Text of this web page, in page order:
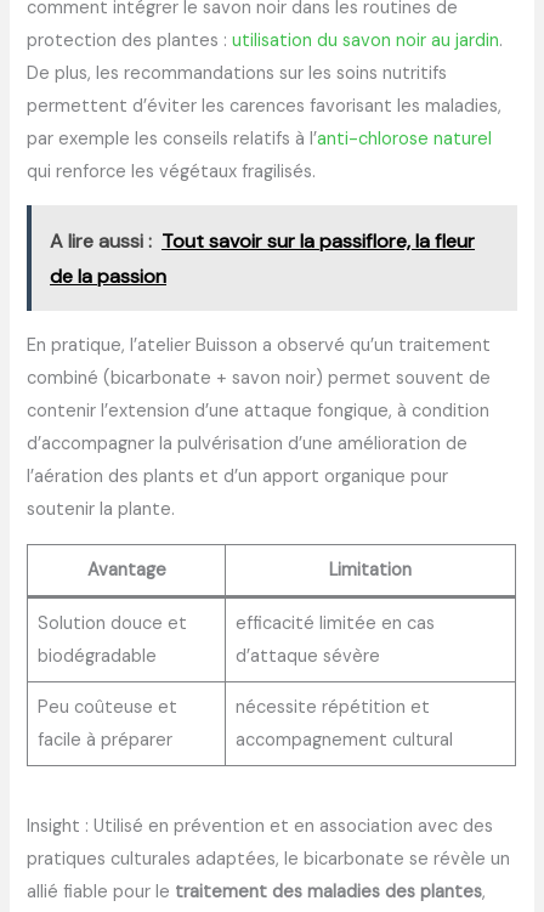
comment intégrer le savon noir dans les routines de
protection des plantes :utilisation du savon noir au jardin.
De plus, les recommandations sur les soins nutritifs
permettent d’éviter les carences favorisant les maladies,
par exemple les conseils relatifs à l’anti-chlorose naturel
qui renforce les végétaux fragilisés.
A lire aussi : Tout savoir sur la passiflore, la fleur
de la passion
En pratique, l’atelier Buisson a observé qu’un traitement
combiné (bicarbonate + savon noir) permet souvent de
contenir l’extension d’une attaque fongique, à condition
d’accompagner la pulvérisation d’une amélioration de
l’aération des plants et d’un apport organique pour
soutenir la plante.
Avantage Limitation
Solution douce et
biodégradable
efficacité limitée en cas
d’attaque sévère
Peu coûteuse et
facile à préparer
nécessite répétition et
accompagnement cultural
Insight : Utilisé en prévention et en association avec des
pratiques culturales adaptées, le bicarbonate se révèle un
allié fiable pour le traitement des maladies des plantes,